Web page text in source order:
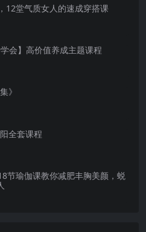
12堂气质女人的速成穿搭课
会】高价值养成主题课程
》
全套课程
节瑜伽课教你减肥丰胸美颜，蜕